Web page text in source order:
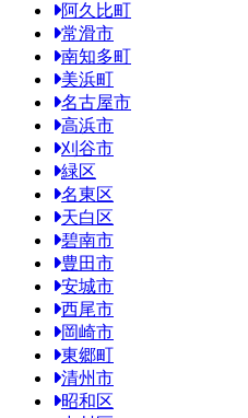
阿久比町
常滑市
南知多町
美浜町
名古屋市
高浜市
刈谷市
緑区
名東区
天白区
碧南市
豊田市
安城市
西尾市
岡崎市
東郷町
清州市
昭和区